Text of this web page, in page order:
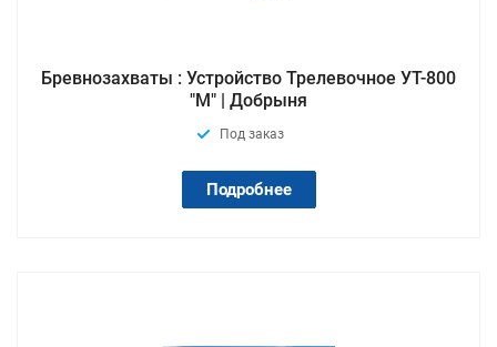
Бревнозахваты : Устройство Трелевочное УТ-800
"М" | Добрыня
Под заказ
Подробнее